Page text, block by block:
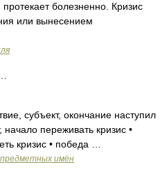
болезненно. Кризис
или вынесением
субъект, окончание наступил
начало переживать кризис •
кризис • победа …
имён